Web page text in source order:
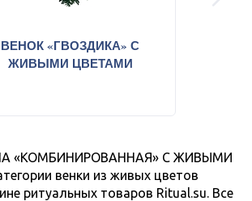
ВЕНОК «ГВОЗДИКА» С
ЖИВЫМИ ЦВЕТАМИ
«КОМБИНИРОВАННАЯ» С ЖИВЫМИ
венки из живых цветов
ритуальных товаров Ritual.su. Все